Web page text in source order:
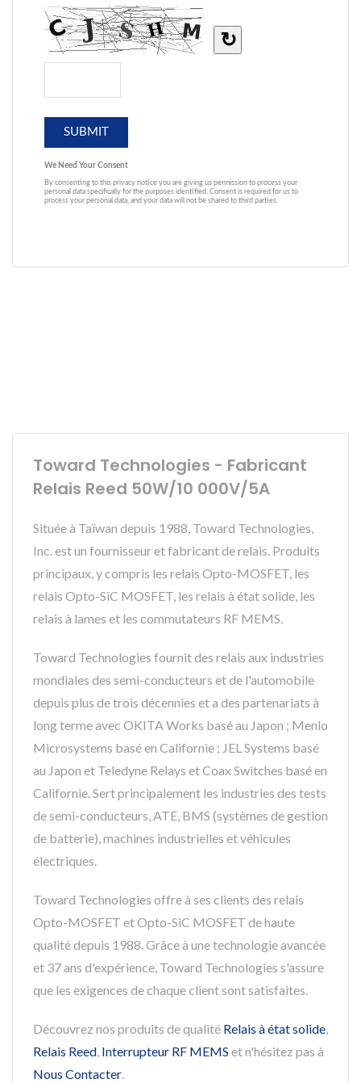
Toward Technologies - Fabricant
Relais Reed 50W/10 000V/5A
Située à Taïwan depuis 1988, Toward Technologies,
Inc. est un fournisseur et fabricant de relais. Produits
principaux, y compris les relais Opto-MOSFET, les
relais Opto-SiC MOSFET, les relais à état solide, les
relais à lames et les commutateurs RF MEMS.
Toward Technologies fournit des relais aux industries
mondiales des semi-conducteurs et de l'automobile
depuis plus de trois décennies et a des partenariats à
long terme avec OKITA Works basé au Japon ; Menlo
Microsystems basé en Californie ; JEL Systems basé
au Japon et Teledyne Relays et Coax Switches basé en
Californie. Sert principalement les industries des tests
de semi-conducteurs, ATE, BMS (systèmes de gestion
de batterie), machines industrielles et véhicules
électriques.
Toward Technologies offre à ses clients des relais
Opto-MOSFET et Opto-SiC MOSFET de haute
qualité depuis 1988. Grâce à une technologie avancée
et 37 ans d'expérience, Toward Technologies s'assure
que les exigences de chaque client sont satisfaites.
Découvrez nos produits de qualité Relais à état solide,
Relais Reed, Interrupteur RF MEMS et n'hésitez pas à
Nous Contacter.